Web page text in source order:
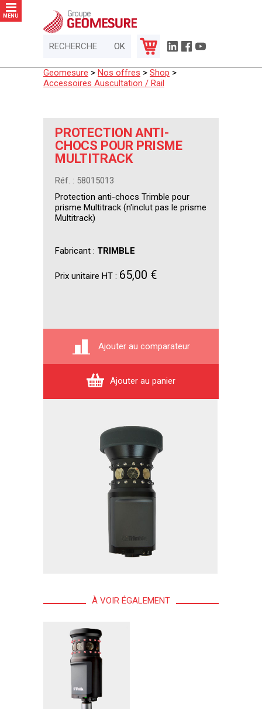
MENU
Geomesure > Nos offres > Shop >
Accessoires Auscultation / Rail
PROTECTION ANTI-
CHOCS POUR PRISME
MULTITRACK
Réf. : 58015013
Protection anti-chocs Trimble pour
prisme Multitrack (n'inclut pas le prisme
Multitrack)
Fabricant : TRIMBLE
Prix unitaire HT : 65,00 €
Ajouter au comparateur
Ajouter au panier
À VOIR ÉGALEMENT
Panneau de gestion des cookies